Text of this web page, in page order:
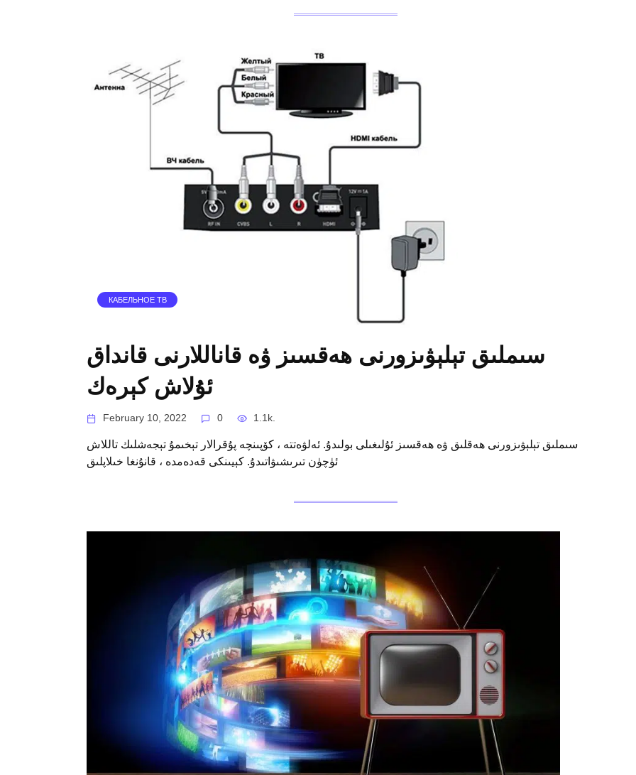
КАБЕЛЬНОЕ ТВ
سىملىق تېلېۋىزورنى ھەقسىز ۋە قاناللارنى قانداق
ئۇلاش كېرەك
February 10, 2022 0 1.1k.
سىملىق تېلېۋىزورنى ھەقلىق ۋە ھەقسىز ئۇلىغىلى بولىدۇ. ئەلۋەتتە ، كۆپىنچە پۇقرالار تېخىمۇ تېجەشلىك تاللاش
ئۈچۈن تىرىشىۋاتىدۇ. كېيىنكى قەدەمدە ، قانۇنغا خىلاپلىق